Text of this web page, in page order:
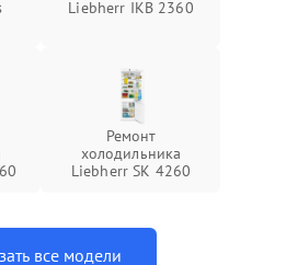
Liebherr IKB 2360
Ремонт
холодильника
Liebherr SK 4260
все модели